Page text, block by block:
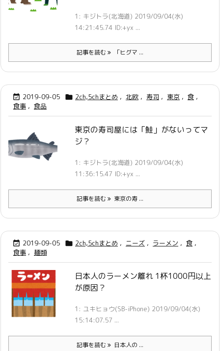
1: キジトラ(北海道) 2019/09/04(水)
14:21:45.74 ID:+yx ...
記事を読む 「ヒグマ ...
 2019-09-05  2ch,5chまとめ , 北欧 , 寿司 , 東京 , 食 ,
食事 , 食品
東京の寿司屋には「鮭」がないってマ
ジ？
1: キジトラ(北海道) 2019/09/04(水)
11:36:15.47 ID:+yx ...
記事を読む 東京の寿 ...
 2019-09-05  2ch,5chまとめ , ニーズ , ラーメン , 食 ,
食事 , 麺類
日本人のラーメン離れ 1杯1000円以上
が原因？
1: ユキヒョウ(SB-iPhone) 2019/09/04(水)
15:14:07.57 ...
記事を読む 日本人の ...